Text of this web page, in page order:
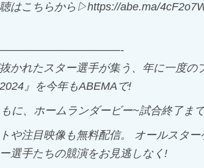
はこちらから▷https://abe.ma/
かれたスター選手が集う、年に一度の
』を今年もABEMAで!
に、ホームランダービー~試合終了ま
や注目映像も無料配信。 オールスター
選手たちの競演をお見逃しなく!